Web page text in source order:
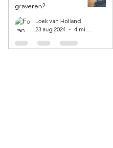
graveren?
Loek van Holland
23 aug 2024
4 minuten om te lezen